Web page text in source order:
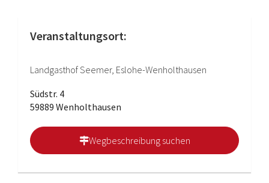
Veranstaltungsort:
Landgasthof Seemer, Eslohe-Wenholthausen
Südstr. 4
59889 Wenholthausen
Wegbeschreibung suchen